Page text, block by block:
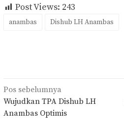
Post Views: 243
anambas Dishub LH Anambas
Navigasi
pos
Pos sebelumnya
Wujudkan TPA Dishub LH
Anambas Optimis